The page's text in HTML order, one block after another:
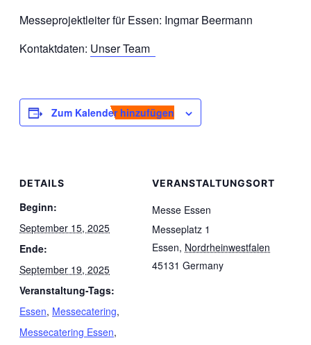
Messeprojektleiter für Essen: Ingmar Beermann
Kontaktdaten: Unser Team
Zum Kalender hinzufügen
DETAILS
Beginn:
September 15, 2025
Ende:
September 19, 2025
Veranstaltung-Tags:
Essen, Messecatering,
Messecatering Essen,
VERANSTALTUNGSORT
Messe Essen
Messeplatz 1
Essen, Nordrheinwestfalen
45131 Germany